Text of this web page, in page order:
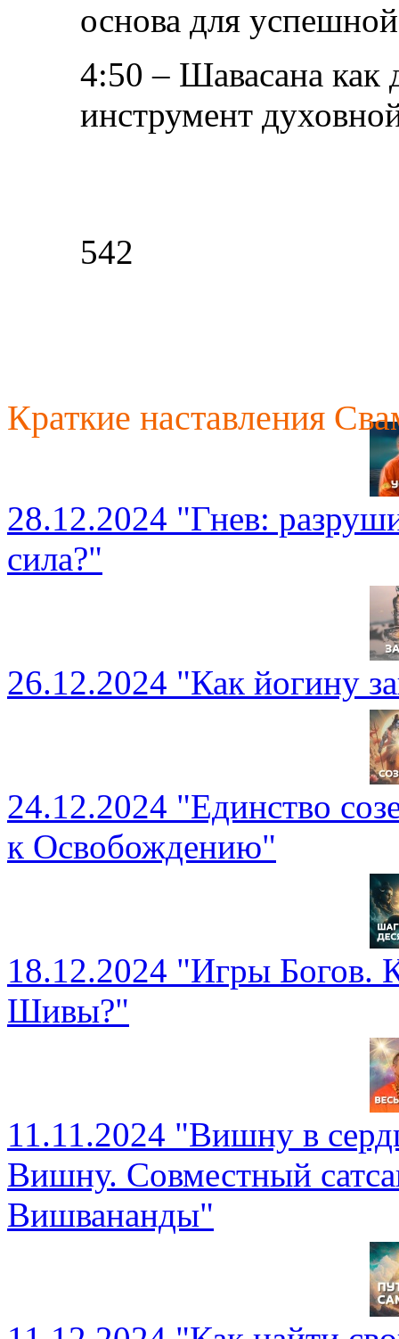
основа для
4:50 – Шавасана как
инструмент
542
Краткие наставления
28.12.2024 "Гнев:
сила?"
26.12.2024 "Как йогину
24.12.2024 "Единство
к Освобождению"
18.12.2024 "Игры Богов.
Шивы?"
11.11.2024 "Вишну в
Вишну. Совместный
Вишвананды"